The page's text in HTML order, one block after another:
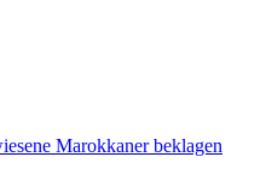
Marokkaner beklagen